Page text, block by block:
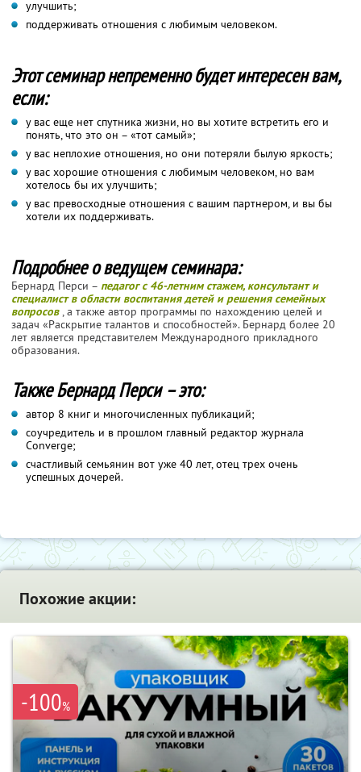
улучшить;
поддерживать отношения с любимым человеком.
Этот семинар непременно будет интересен вам,
если:
у вас еще нет спутника жизни, но вы хотите встретить его и
понять, что это он – «тот самый»;
у вас неплохие отношения, но они потеряли былую яркость;
у вас хорошие отношения с любимым человеком, но вам
хотелось бы их улучшить;
у вас превосходные отношения с вашим партнером, и вы бы
хотели их поддерживать.
Подробнее о ведущем семинара:
Бернард Перси – педагог c 46-летним стажем, консультант и
специалист в области воспитания детей и решения семейных
вопросов, а также автор программы по нахождению целей и
задач «Раскрытие талантов и способностей». Бернард более 20
лет является представителем Международного прикладного
образования.
Также Бернард Перси – это:
автор 8 книг и многочисленных публикаций;
соучредитель и в прошлом главный редактор журнала
Converge;
счастливый семьянин вот уже 40 лет, отец трех очень
успешных дочерей.
Похожие акции:
-100%